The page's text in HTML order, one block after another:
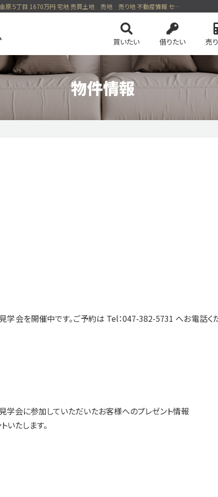
千代田・常磐緩行線北小金駅バス7分『久保下』停歩3分 松戸市小金原５丁目 1670万円 宅地 売買土地 売地 売り地 不動産情報 センチュリー21五大ホーム
買いたい 借りたい 売
物件情報
学会を開催中です。ご予約は Tel：047-382-5731 へお電話く
学会に参加していただいたお客様へのプレゼント情報
たします。